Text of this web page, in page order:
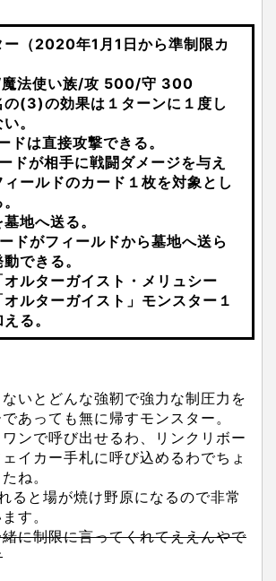
ー（2020年1月1日から準制限カ
法使い族/攻 500/守 300
の(3)の効果は１ターンに１度し
。
ドは直接攻撃できる。
ドが相手に戦闘ダメージを与え
ールドのカード１枚を対象とし
地へ送る。
ドがフィールドから墓地へ送ら
できる。
ルターガイスト・メリュシー
ルターガイスト」モンスター１
る。
いとどんな強靭で強力な制圧力を
あっても無に帰すモンスター。
ンで呼び出せるわ、リンクリボー
イカー手札に呼び込めるわでちょ
ね。
ると場が焼け野原になるので非常
す。
に制限に言ってくれてええんやで